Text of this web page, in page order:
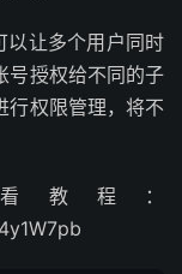
让多个用户同时
号授权给不同的子
行权限管理，将不
教程：